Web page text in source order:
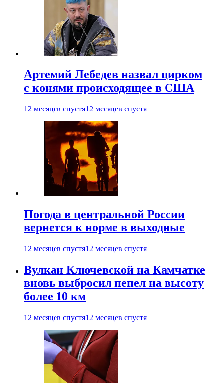
Артемий Лебедев назвал цирком
с конями происходящее в США
12 месяцев спустя12 месяцев спустя
Погода в центральной России
вернется к норме в выходные
12 месяцев спустя12 месяцев спустя
Вулкан Ключевской на Камчатке
вновь выбросил пепел на высоту
более 10 км
12 месяцев спустя12 месяцев спустя